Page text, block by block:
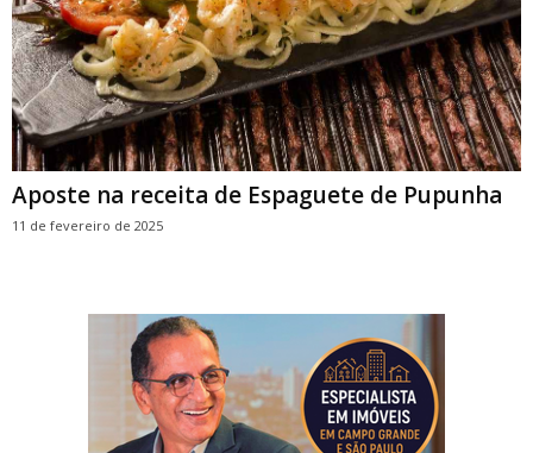
Aposte na receita de Espaguete de Pupunha
11 de fevereiro de 2025